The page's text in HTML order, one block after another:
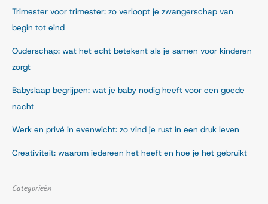
Trimester voor trimester: zo verloopt je zwangerschap van
begin tot eind
Ouderschap: wat het echt betekent als je samen voor kinderen
zorgt
Babyslaap begrijpen: wat je baby nodig heeft voor een goede
nacht
Werk en privé in evenwicht: zo vind je rust in een druk leven
Creativiteit: waarom iedereen het heeft en hoe je het gebruikt
Categorieën